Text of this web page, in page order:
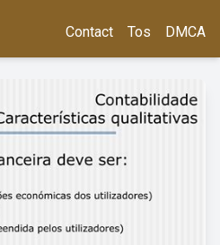
Contact Tos DMCA